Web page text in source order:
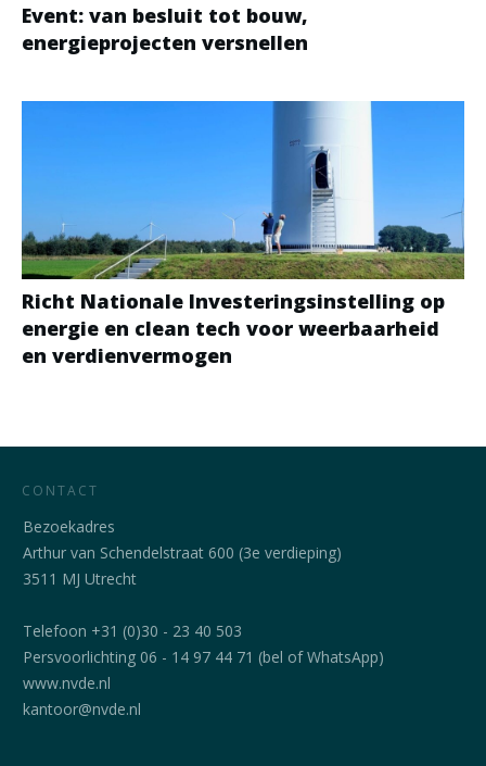
Event: van besluit tot bouw,
energieprojecten versnellen
Richt Nationale Investeringsinstelling op
energie en clean tech voor weerbaarheid
en verdienvermogen
CONTACT
Bezoekadres
Arthur van Schendelstraat 600 (3e verdieping)
3511 MJ Utrecht
Telefoon +31 (0)30 - 23 40 503
Persvoorlichting 06 - 14 97 44 71 (bel of WhatsApp)
www.nvde.nl
kantoor@nvde.nl